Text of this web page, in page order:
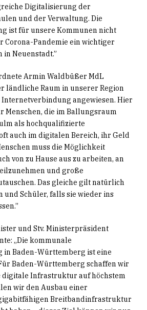
Digitalisierung der
und der Verwaltung. Die
ist für unsere Kommunen nicht
Corona-Pandemie ein wichtiger
Neuenstadt.”
Armin Waldbüßer MdL
ländliche Raum in unserer Region
Internetverbindung angewiesen. Hier
Menschen, die im Ballungsraum
als hochqualifizierte
auch im digitalen Bereich, ihr Geld
muss die Möglichkeit
von zu Hause aus zu arbeiten, an
und große
Das gleiche gilt natürlich
und Schüler, falls sie wieder ins
und Stv. Ministerpräsident
„Die kommunale
Baden-Württemberg ist eine
Baden-Württemberg schaffen wir
digitale Infrastruktur auf höchstem
wir den Ausbau einer
Breitbandinfrastruktur